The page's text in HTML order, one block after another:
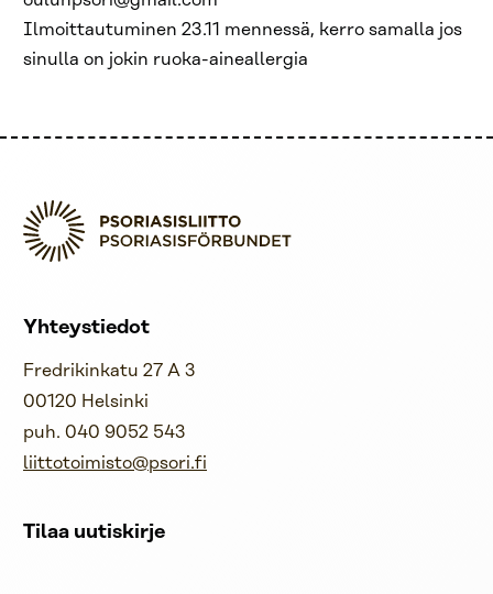
Ilmoittautuminen 23.11 mennessä, kerro samalla jos
sinulla on jokin ruoka-aineallergia
Yhteystiedot
Fredrikinkatu 27 A 3
00120 Helsinki
puh. 040 9052 543
liittotoimisto@psori.fi
Tilaa uutiskirje